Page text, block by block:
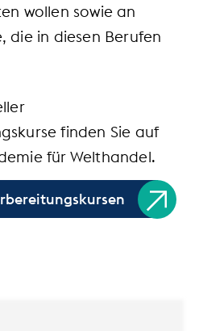
wollen sowie an
die in diesen Berufen
finden Sie auf
für Welthandel.